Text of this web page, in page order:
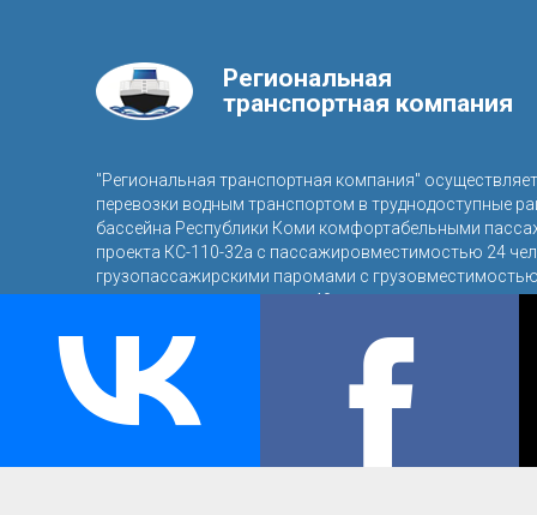
Региональная
транспортная компания
"Региональная транспортная компания"
перевозки водным транспортом в труднодоступные
бассейна Республики Коми комфортабельными
проекта КС-110-32а с пассажировместимостью 24
грузопассажирскими паромами с
пассажировместимостью 40 человек.